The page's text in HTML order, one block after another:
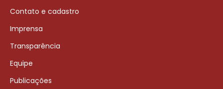
Contato e cadastro
Imprensa
Transparência
Equipe
Publicações